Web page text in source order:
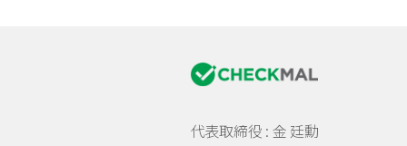
代表取締役 : 金 廷勳